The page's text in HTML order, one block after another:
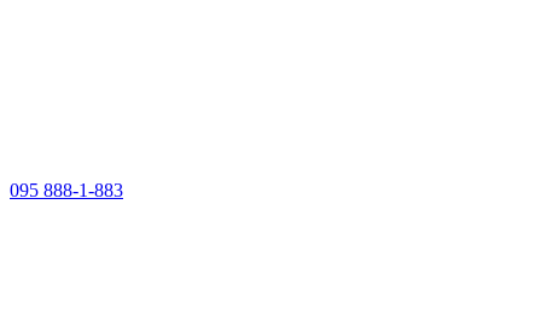
095 888-1-883